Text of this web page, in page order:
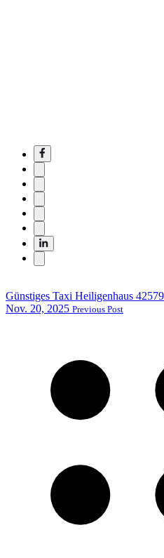
Günstiges Taxi Heiligenhaus
Nov. 20, 2025 Previous Post